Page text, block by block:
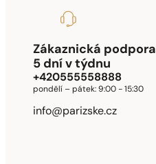
Zákaznická podpora
5 dní v týdnu
+420555558888
pondělí – pátek: 9:00 - 15:30
info@parizske.cz